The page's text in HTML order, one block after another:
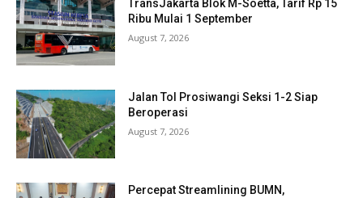
TransJakarta Blok M-Soetta, Tarif Rp 15
Ribu Mulai 1 September
August 7, 2026
Jalan Tol Prosiwangi Seksi 1-2 Siap
Beroperasi
August 7, 2026
Percepat Streamlining BUMN,